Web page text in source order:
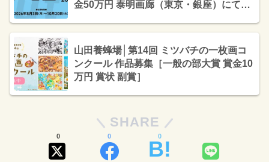
金50万円 泰明画廊（東京・銀座）にて個
山田養蜂場│第14回 ミツバチの一枚画コ
ンクール 作品募集［一般の部大賞 賞金10
万円 賞状 副賞］
SHARE
0 0 0